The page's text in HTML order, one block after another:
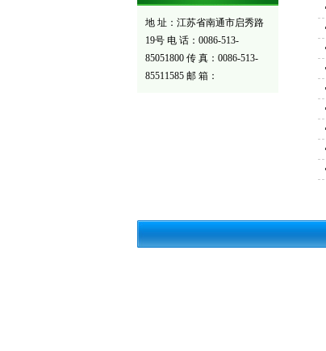
地 址：江苏省南通市启秀路
19号 电 话：0086-513-
85051800 传 真：0086-513-
85511585 邮 箱：